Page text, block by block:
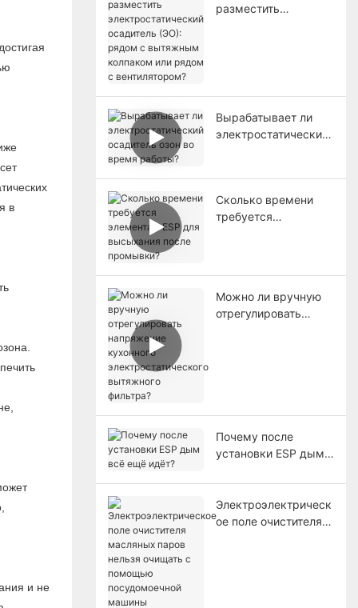
в
и не
разместить
Вырабатывает ли
электростатический
Сколько времени
требуется
Можно ли вручную
отрегулировать
Почему после
установки ESP дым
Электроэлектрическ
ое поле очистителя